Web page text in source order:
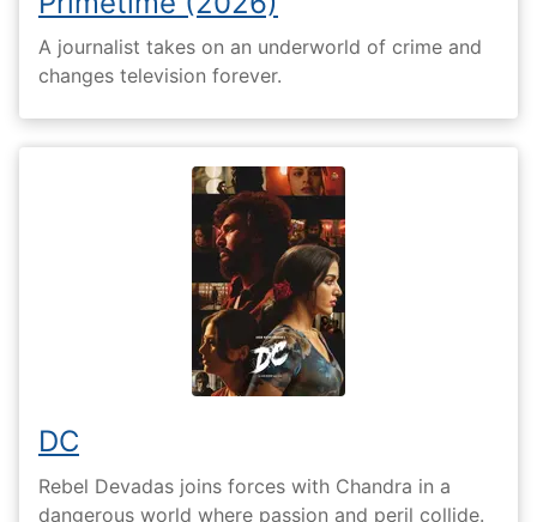
A journalist takes on an underworld of crime and
changes television forever.
DC
Rebel Devadas joins forces with Chandra in a
dangerous world where passion and peril collide.